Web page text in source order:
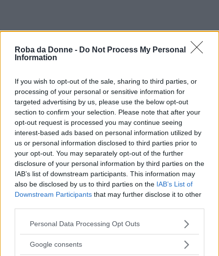
Roba da Donne - Do Not Process My Personal
Information
If you wish to opt-out of the sale, sharing to third parties, or
processing of your personal or sensitive information for
targeted advertising by us, please use the below opt-out
section to confirm your selection. Please note that after your
opt-out request is processed you may continue seeing
interest-based ads based on personal information utilized by
us or personal information disclosed to third parties prior to
your opt-out. You may separately opt-out of the further
disclosure of your personal information by third parties on the
IAB’s list of downstream participants. This information may
also be disclosed by us to third parties on the IAB’s List of
Downstream Participants that may further disclose it to other
Please note that this website/app uses one or more Google
not limited to your visit or usage behaviour. You may click to
Personal Data Processing Opt Outs
Google consents
Sveva Sagramola
Citazioni e frasi
Citazioni di Sveva Sagramola
Non mi interessano più di tanto le cronache di
viaggio. Per definizione sono troppo
autoreferenziali: anche se conosci chi le scrive e i
posti di cui parla, la distanza è troppo vasta. Non si
guarda con gli occhi di un altra persona.
Credo che il modo di viaggiare stia cambiando. Non
ha molto senso girare come trottole, per vedere il più
possibile, scattare più fotografie. A viaggiare si
impara. Io mi rendo conto di essere una privilegiata,
ma anche chi ha poco tempo e possibilità limitate di
girare il mondo a volte riesce a viaggiare con un
atteggiamento mentale di ricerca e scoperta.